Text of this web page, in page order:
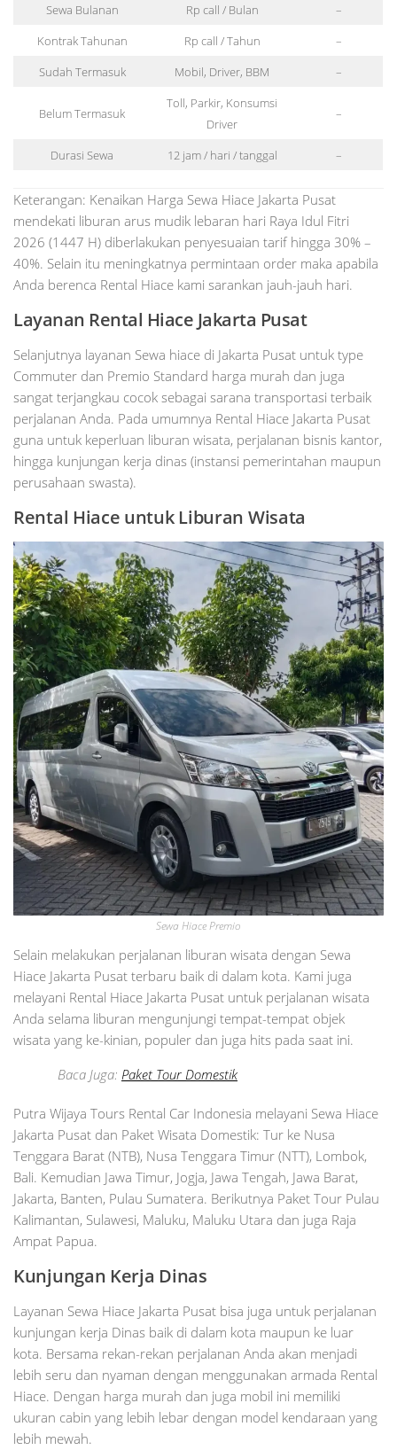
Sewa Bulanan
Rp call / Bulan
–
Kontrak Tahunan
Rp call / Tahun
–
Sudah Termasuk
Mobil, Driver, BBM –
Belum Termasuk
Toll, Parkir, Konsumsi
Driver
–
Durasi Sewa 12 jam / hari / tanggal –
Keterangan: Kenaikan Harga Sewa Hiace Jakarta Pusat
mendekati liburan arus mudik lebaran hari Raya Idul Fitri
2026 (1447 H) diberlakukan penyesuaian tarif hingga 30% –
40%. Selain itu meningkatnya permintaan order maka apabila
Anda berenca Rental Hiace kami sarankan jauh-jauh hari.
Layanan Rental Hiace Jakarta Pusat
Selanjutnya layanan Sewa hiace di Jakarta Pusat untuk type
Commuter dan Premio Standard harga murah dan juga
sangat terjangkau cocok sebagai sarana transportasi terbaik
perjalanan Anda. Pada umumnya Rental Hiace Jakarta Pusat
guna untuk keperluan liburan wisata, perjalanan bisnis kantor,
hingga kunjungan kerja dinas (instansi pemerintahan maupun
perusahaan swasta).
Rental Hiace untuk Liburan Wisata
Sewa Hiace Premio
Selain melakukan perjalanan liburan wisata dengan Sewa
Hiace Jakarta Pusat terbaru baik di dalam kota. Kami juga
melayani Rental Hiace Jakarta Pusat untuk perjalanan wisata
Anda selama liburan mengunjungi tempat-tempat objek
wisata yang ke-kinian, populer dan juga hits pada saat ini.
Baca Juga: Paket Tour Domestik
Putra Wijaya Tours Rental Car Indonesia melayani Sewa Hiace
Jakarta Pusat dan Paket Wisata Domestik: Tur ke Nusa
Tenggara Barat (NTB), Nusa Tenggara Timur (NTT), Lombok,
Bali. Kemudian Jawa Timur, Jogja, Jawa Tengah, Jawa Barat,
Jakarta, Banten, Pulau Sumatera. Berikutnya Paket Tour Pulau
Kalimantan, Sulawesi, Maluku, Maluku Utara dan juga Raja
Ampat Papua.
Kunjungan Kerja Dinas
Layanan Sewa Hiace Jakarta Pusat bisa juga untuk perjalanan
kunjungan kerja Dinas baik di dalam kota maupun ke luar
kota. Bersama rekan-rekan perjalanan Anda akan menjadi
lebih seru dan nyaman dengan menggunakan armada Rental
Hiace. Dengan harga murah dan juga mobil ini memiliki
ukuran cabin yang lebih lebar dengan model kendaraan yang
lebih mewah.